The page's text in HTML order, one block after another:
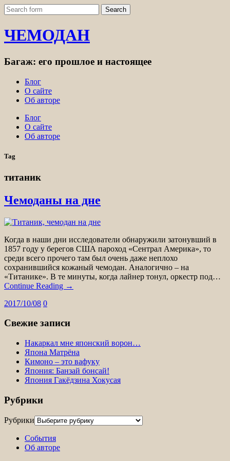
ЧЕМОДАН
Багаж: его прошлое и настоящее
Блог
О сайте
Об авторе
Блог
О сайте
Об авторе
Tag
титаник
Чемоданы на дне
Когда в наши дни исследователи обнаружили затонувший в
1857 году у берегов США пароход «Сентрал Америка», то
среди всего прочего там был очень даже неплохо
сохранившийся кожаный чемодан. Аналогично – на
«Титанике». В те минуты, когда лайнер тонул, оркестр под…
Continue Reading →
2017/10/08 0
Свежие записи
Накаркал мне японский ворон…
Япона Матрёна
Кимоно – это вафуку
Япония: Банзай бонсай!
Япония Гакёдзина Хокусая
Рубрики
Рубрики
События
Об авторе